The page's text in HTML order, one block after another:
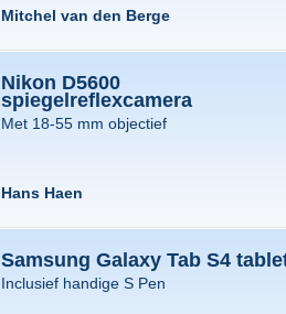
Mitchel van den Berge
Nikon D5600
spiegelreflexcamera
Met 18-55 mm objectief
Hans Haen
Samsung Galaxy Tab S4
Inclusief handige S Pen